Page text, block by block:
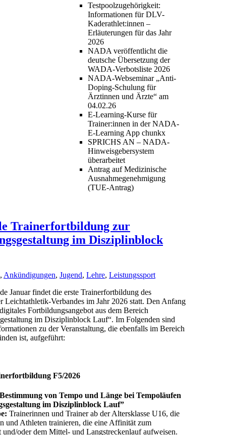
Testpoolzugehörigkeit:
Informationen für DLV-
Kaderathlet:innen –
Erläuterungen für das Jahr
2026
NADA veröffentlicht die
deutsche Übersetzung der
WADA-Verbotsliste 2026
NADA-Webseminar „Anti-
Doping-Schulung für
Ärztinnen und Ärzte“ am
04.02.26
E-Learning-Kurse für
Trainer:innen in der NADA-
E-Learning App chunkx
SPRICHS AN – NADA-
Hinweisgebersystem
überarbeitet
Antrag auf Medizinische
Ausnahmegenehmigung
(TUE-Antrag)
Trainerfortbildung zur
im Disziplinblock
, Ankündigungen, Jugend, Lehre, Leistungssport
Januar findet die erste Trainerfortbildung des
Leichtathletik-Verbandes im Jahr 2026 statt. Den Anfang
Fortbildungsangebot aus dem Bereich
im Disziplinblock Lauf“. Im Folgenden sind
zu der Veranstaltung, die ebenfalls im Bereich
ist, aufgeführt:
F5/2026
von Tempo und Länge bei Tempoläufen
im Disziplinblock Lauf”
Trainerinnen und Trainer ab der Altersklasse U16, die
und Athleten trainieren, die eine Affinität zum
und/oder dem Mittel- und Langstreckenlauf aufweisen.